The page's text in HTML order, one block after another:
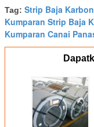
Tag: Strip Baja
Kumparan Strip Baja
Kumparan Canai